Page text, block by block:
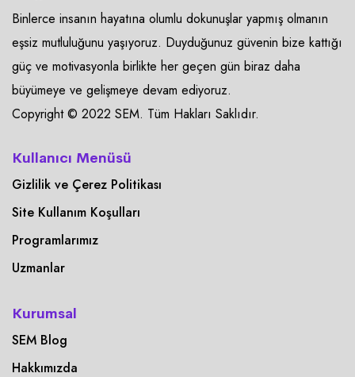
Binlerce insanın hayatına olumlu dokunuşlar yapmış olmanın
eşsiz mutluluğunu yaşıyoruz. Duyduğunuz güvenin bize kattığı
güç ve motivasyonla birlikte her geçen gün biraz daha
büyümeye ve gelişmeye devam ediyoruz.
Copyright © 2022 SEM. Tüm Hakları Saklıdır.
Kullanıcı Menüsü
Gizlilik ve Çerez Politikası
Site Kullanım Koşulları
Programlarımız
Uzmanlar
Kurumsal
SEM Blog
Hakkımızda